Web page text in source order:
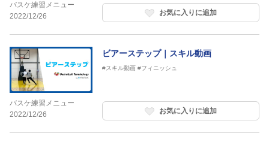
バスケ練習メニュー
2022/12/26
お気に入りに追加
バスケ練習メニュー
2022/12/26
ビアーステップ｜スキル動画
#スキル動画 #フィニッシュ
お気に入りに追加